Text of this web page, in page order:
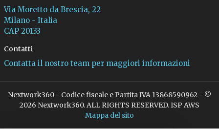
Via Moretto da Brescia, 22
Milano - Italia
CAP 20133
Contatti
Contatta il nostro team per maggiori informazioni
Nextwork360 - Codice fiscale e Partita IVA 13868590962 - ©
2026 Nextwork360. ALL RIGHTS RESERVED. ISP AWS
Mappa del sito